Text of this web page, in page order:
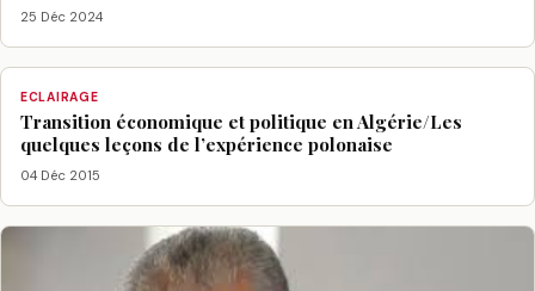
25 Déc 2024
ECLAIRAGE
Transition économique et politique en Algérie/Les
quelques leçons de l’expérience polonaise
04 Déc 2015